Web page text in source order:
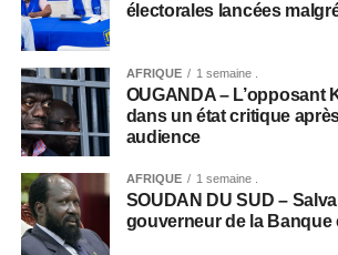
électorales lancées
AFRIQUE 1 semaine .
OUGANDA – L’opposant
dans un état critique
audience
AFRIQUE 1 semaine .
SOUDAN DU SUD –
gouverneur de la Banque